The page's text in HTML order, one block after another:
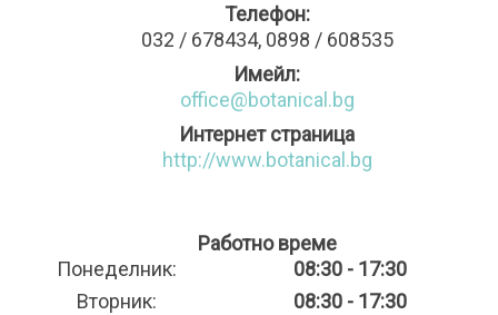
Телефон:
032 / 678434, 0898 / 608535
Имейл:
office@botanical.bg
Интернет страница
http://www.botanical.bg
Работно време
Понеделник:
08:30 - 17:30
Вторник:
08:30 - 17:30